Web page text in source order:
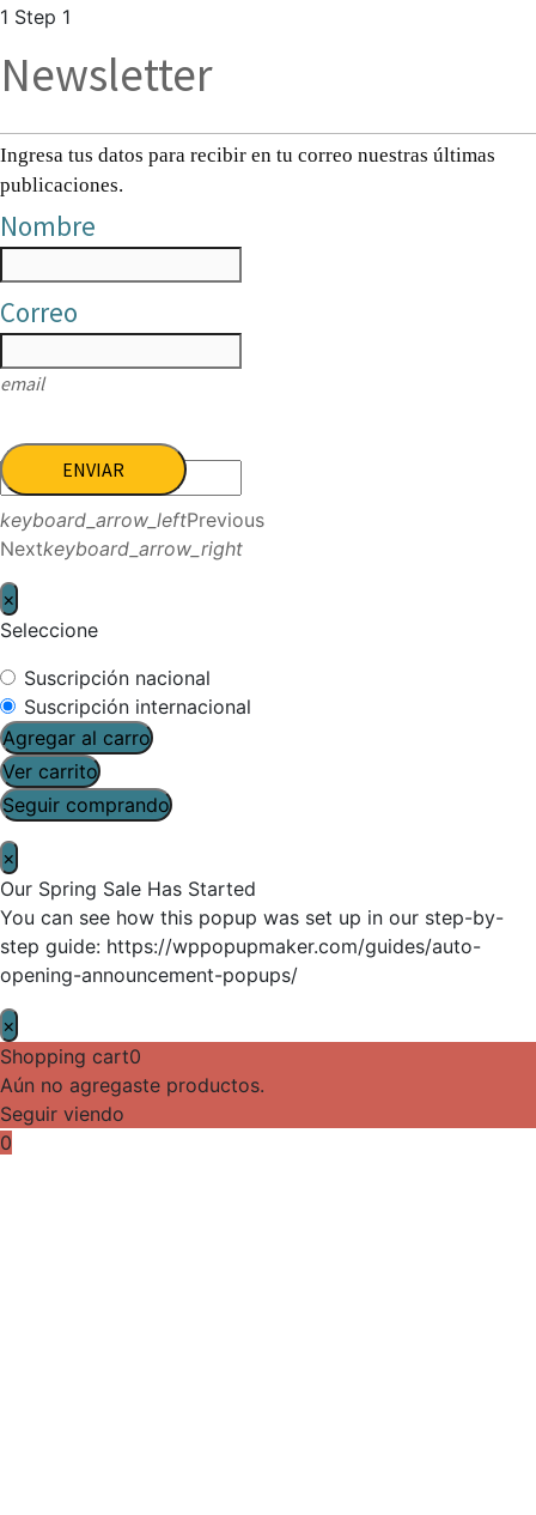
1 Step 1
Newsletter
Ingresa tus datos para recibir en tu correo nuestras últimas
publicaciones.
Nombre
Correo
email
ENVIAR
keyboard_arrow_leftPrevious
Nextkeyboard_arrow_right
×
Seleccione
Suscripción nacional
Suscripción internacional
Agregar al carro
Ver carrito
Seguir comprando
×
Our Spring Sale Has Started
You can see how this popup was set up in our step-by-
step guide: https://wppopupmaker.com/guides/auto-
opening-announcement-popups/
×
Shopping cart0
Aún no agregaste productos.
Seguir viendo
0